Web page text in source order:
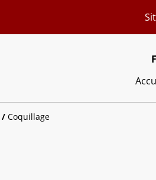
/ Coquillage